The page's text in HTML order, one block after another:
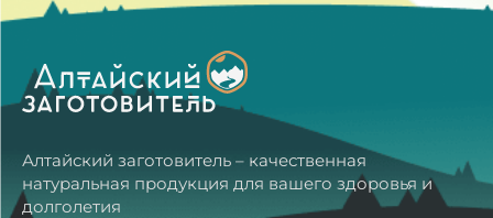
Алтайский заготовитель – качественная
натуральная продукция для вашего здоровья и
долголетия